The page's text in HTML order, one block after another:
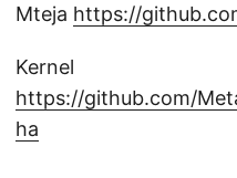
Mteja https://
Kernel
https://github.com/
ha